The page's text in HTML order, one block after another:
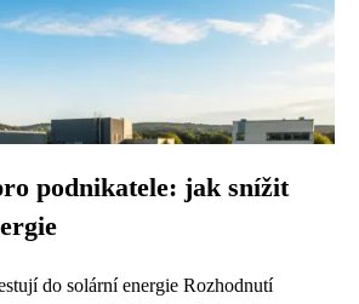
podnikatele: jak snížit
do solární energie Rozhodnutí